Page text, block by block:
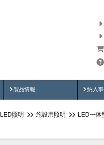
製品情報
製品動画 納入
納
LED照明 施設用照明 LED一体